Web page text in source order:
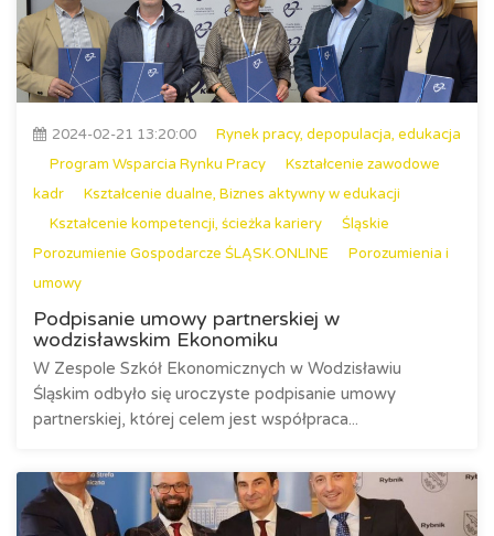
2024-02-21 13:20:00
Rynek pracy, depopulacja, edukacja
Program Wsparcia Rynku Pracy
Kształcenie zawodowe
kadr
Kształcenie dualne, Biznes aktywny w edukacji
Kształcenie kompetencji, ścieżka kariery
Śląskie
Porozumienie Gospodarcze ŚLĄSK.ONLINE
Porozumienia i
umowy
Podpisanie umowy partnerskiej w
wodzisławskim Ekonomiku
W Zespole Szkół Ekonomicznych w Wodzisławiu
Śląskim odbyło się uroczyste podpisanie umowy
partnerskiej, której celem jest współpraca...